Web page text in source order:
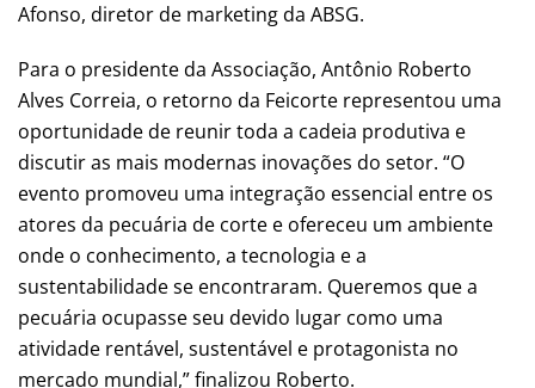
Afonso, diretor de marketing da ABSG.
Para o presidente da Associação, Antônio Roberto
Alves Correia, o retorno da Feicorte representou uma
oportunidade de reunir toda a cadeia produtiva e
discutir as mais modernas inovações do setor. “O
evento promoveu uma integração essencial entre os
atores da pecuária de corte e ofereceu um ambiente
onde o conhecimento, a tecnologia e a
sustentabilidade se encontraram. Queremos que a
pecuária ocupasse seu devido lugar como uma
atividade rentável, sustentável e protagonista no
mercado mundial,” finalizou Roberto.